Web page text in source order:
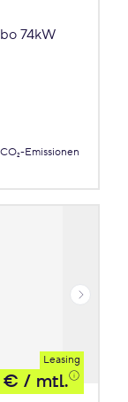
74kW
CO₂-Emissionen
Leasing
€ / mtl.